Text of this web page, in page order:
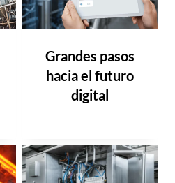
Grandes pasos
hacia el futuro
digital